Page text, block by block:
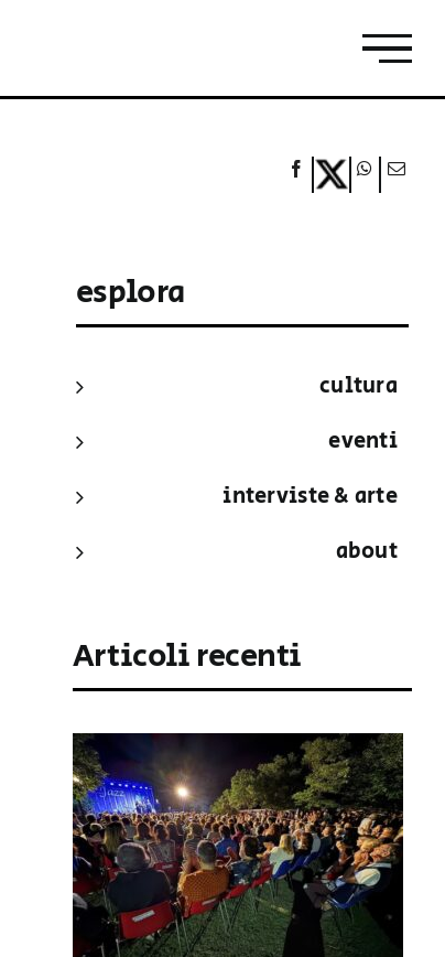
esplora
cultura
eventi
interviste & arte
about
Articoli recenti